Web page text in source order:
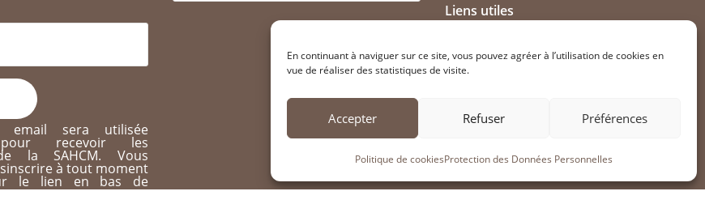
En continuant à naviguer sur ce site, vous pouvez agréer à l’utilisation de cookies en
vue de réaliser des statistiques de visite.
Accepter Refuser Préférences
Politique de cookiesProtection des Données Personnelles
email sera utilisée
pour recevoir les
la SAHCM. Vous
à tout moment
le lien en bas de
reçu.
Liens utiles
Politique de cookies (FR)
Protection des Données (RGPD)